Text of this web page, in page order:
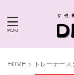
HOME > トレーナー